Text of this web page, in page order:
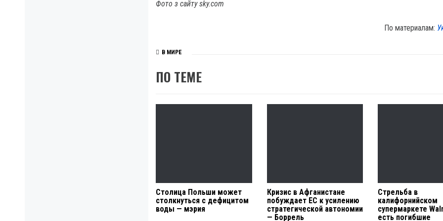
Фото з сайту sky.com
По материалам:
В МИРЕ
ПО ТЕМЕ
Столица Польши может
столкнуться с дефицитом
воды — мэрия
Кризис в Афганистане
побуждает ЕС к усилению
стратегической автономии
— Боррель
Стрельба в
калифорнийском
супермаркете
есть погибшие